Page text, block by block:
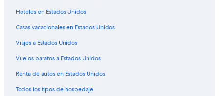
Hoteles en Strathmore
Moteles en Strathmore
B&B en List
Cabañas en List
Campings en List
Casas de campo en List
Hoteles en Estados Unidos
Casas vacacionales en Estados Unidos
Viajes a Estados Unidos
Vuelos baratos a Estados Unidos
Renta de autos en Estados Unidos
Todos los tipos de hospedaje